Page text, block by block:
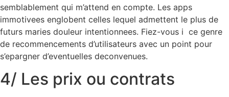
semblablement qui m’attend en compte. Les apps
immotivees englobent celles lequel admettent le plus de
futurs maries douleur intentionnees. Fiez-vous i ce genre
de recommencements d’utilisateurs avec un point pour
s’epargner d’eventuelles deconvenues.
4/ Les prix ou contrats